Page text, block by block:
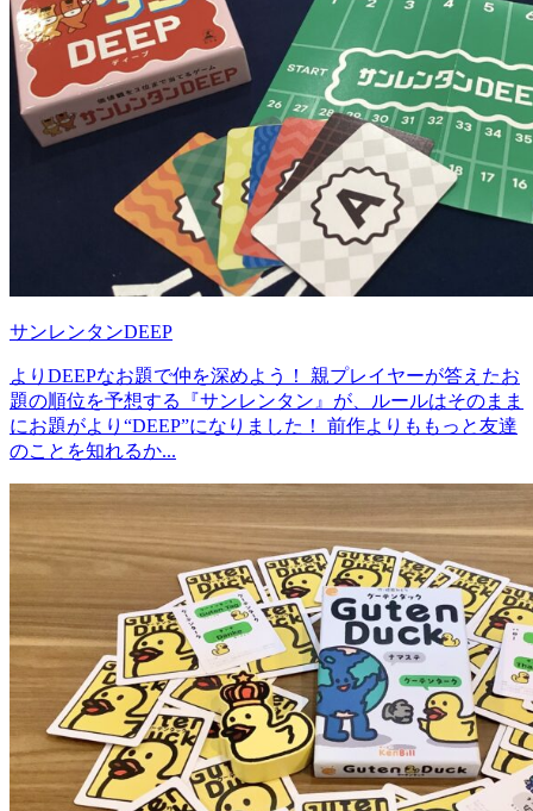
サンレンタンDEEP
よりDEEPなお題で仲を深めよう！ 親プレイヤーが答えたお
題の順位を予想する『サンレンタン』が、ルールはそのまま
にお題がより“DEEP”になりました！ 前作よりももっと友達
のことを知れるか...